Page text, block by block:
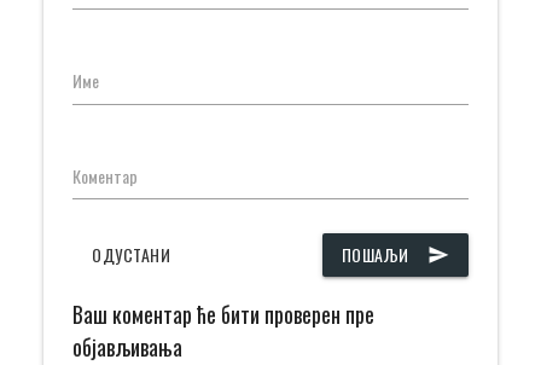
Име
Коментар
ПОШАЉИ send
ОДУСТАНИ
Ваш коментар ће бити проверен пре
објављивања